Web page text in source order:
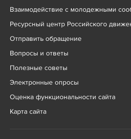
Взаимодействие с молодежными
Ресурсный центр Российского
Отправить обращение
Вопросы и ответы
Полезные советы
Электронные опросы
Оценка функциональности сайта
Карта сайта